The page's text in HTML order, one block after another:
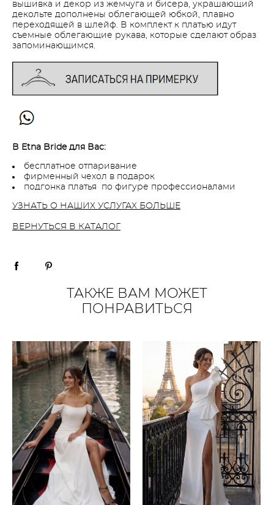
вышивка и декор из жемчуга и бисера, украшающий
декольте дополнены облегающей юбкой, плавно
переходящей в шлейф. В комплект к платью идут
съемные облегающие рукава, которые сделают образ
запоминающимся.
В Etna Bride для Вас:
бесплатное отпаривание
фирменный чехол в подарок
подгонка платья по фигуре профессионалами
УЗНАТЬ О НАШИХ УСЛУГАХ БОЛЬШЕ
ВЕРНУТЬСЯ В КАТАЛОГ
ТАКЖЕ ВАМ МОЖЕТ
ПОНРАВИТЬСЯ